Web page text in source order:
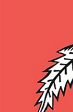
•27. 2. 2022